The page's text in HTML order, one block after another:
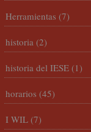
Herramientas (7)
historia (2)
historia del IESE (1)
horarios (45)
I WIL (7)